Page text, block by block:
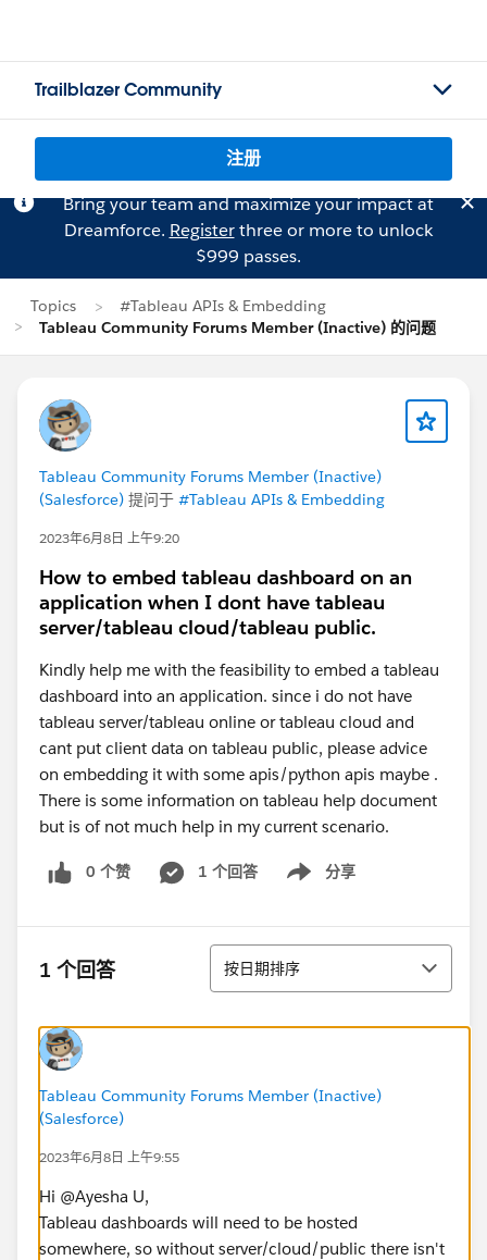
Trailblazer Community
注册
Bring your team and maximize your impact at
Dreamforce. Registerthree or more to unlock
$999 passes.
Topics
#Tableau APIs & Embedding
Tableau Community Forums Member (Inactive) 的问题
Tableau Community Forums Member (Inactive)
(Salesforce) 提问于 #Tableau APIs & Embedding
2023年6月8日 上午9:20
How to embed tableau dashboard on an
application when I dont have tableau
server/tableau cloud/tableau public.
Kindly help me with the feasibility to embed a tableau
dashboard into an application. since i do not have
tableau server/tableau online or tableau cloud and
cant put client data on tableau public, please advice
on embedding it with some apis/python apis maybe .
There is some information on tableau help document
but is of not much help in my current scenario.
0 个赞 1 个回答 分享
Show menu
1 个回答 排序
按日期排序
Tableau Community Forums Member (Inactive)
(Salesforce)
2023年6月8日 上午9:55
Hi @Ayesha U​,
Tableau dashboards will need to be hosted
somewhere, so without server/cloud/public there isn't